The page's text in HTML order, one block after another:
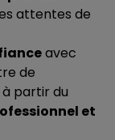
attentes de
avec
de
partir du
et